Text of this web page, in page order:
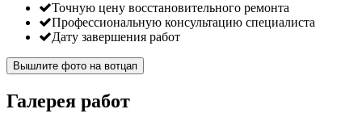
Точную цену восстановительного ремонта
Профессиональную консультацию специалиста
Дату завершения работ
Вышлите фото на вотцап
Галерея работ